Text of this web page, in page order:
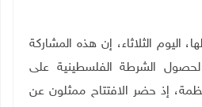
اليوم الثلاثاء، إن هذه المشاركة
الشرطة الفلسطينية على
إذ حضر الافتتاح ممثلون عن